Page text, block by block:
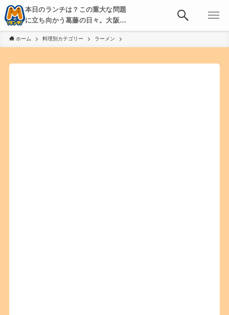
本日のランチは？この重大な問題
に立ち向かう葛藤の日々。大阪・
京都・神戸を中心とした食べ歩
き、飲み歩きを綴る。
ホーム 料理別カテゴリー ラーメン